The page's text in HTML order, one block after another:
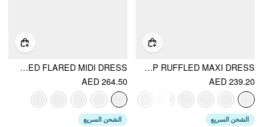
COTTON-BLEND SCULPTURAL SWEETHEART DITSY FLORAL LACE UP RUFFLED MAXI DRESS
AED 239.20
الشحن السريع
COTTON-BLEND FLORAL SWEETHEART NECK RUCHED FLARED MIDI DRESS
AED 264.50
الشحن السريع